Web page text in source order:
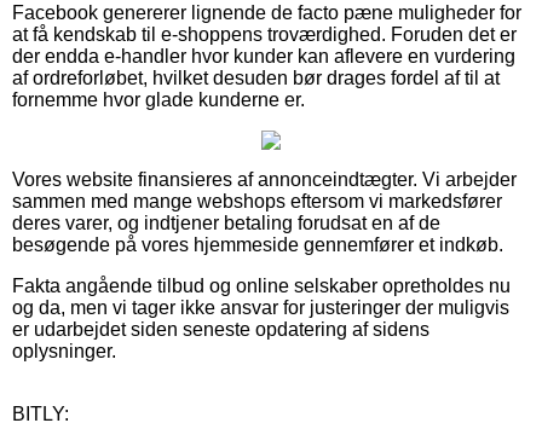
Facebook genererer lignende de facto pæne muligheder for
at få kendskab til e-shoppens troværdighed. Foruden det er
der endda e-handler hvor kunder kan aflevere en vurdering
af ordreforløbet, hvilket desuden bør drages fordel af til at
fornemme hvor glade kunderne er.
Vores website finansieres af annonceindtægter. Vi arbejder
sammen med mange webshops eftersom vi markedsfører
deres varer, og indtjener betaling forudsat en af de
besøgende på vores hjemmeside gennemfører et indkøb.
Fakta angående tilbud og online selskaber opretholdes nu
og da, men vi tager ikke ansvar for justeringer der muligvis
er udarbejdet siden seneste opdatering af sidens
oplysninger.
BITLY: